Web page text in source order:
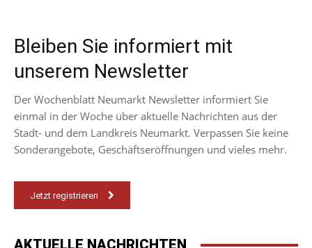
Bleiben Sie informiert mit
unserem Newsletter
Der Wochenblatt Neumarkt Newsletter informiert Sie
einmal in der Woche über aktuelle Nachrichten aus der
Stadt- und dem Landkreis Neumarkt. Verpassen Sie keine
Sonderangebote, Geschäftseröffnungen und vieles mehr.
Jetzt registrieren
AKTUELLE NACHRICHTEN